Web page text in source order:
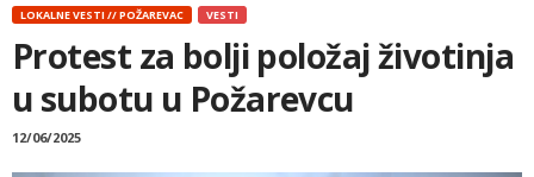
LOKALNE VESTI // POŽAREVAC VESTI
Protest za bolji položaj životinja
u subotu u Požarevcu
12/06/2025